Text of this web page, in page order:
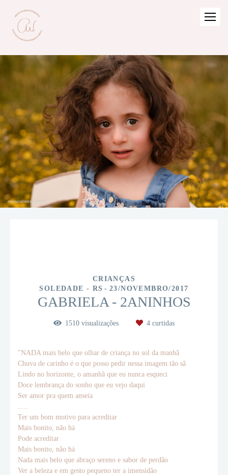
CRIANÇAS
SOLEDADE - RS
23/NOVEMBRO/2017
GABRIELA - 2ANINHOS
1510 visualizações 4 curtidas
"NADA mais belo que olhar de criança no sol da manhã
Chuva de carinho é o que posso pedir nessa imagem tão sã
Lindo no horizonte, o amanhã que eu nunca esqueci
Doce lembrança do sonho que eu vejo daqui
Ser amor pra quem anseia
Ter um bom motivo para acreditar
Mais bonito, não há
Pode acreditar
Mais bonito, não há
Nada mais belo que abraço sereno e sabor de perdão
Ver a beleza e em gesto pequeno ter a imensidão